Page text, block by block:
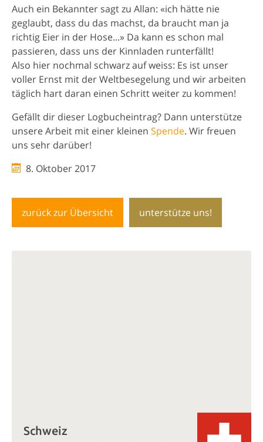
Auch ein Bekannter sagt zu Allan: «ich hätte nie
geglaubt, dass du das machst, da braucht man ja
richtig Eier in der Hose...» Da kann es schon mal
passieren, dass uns der Kinnladen runterfällt!
Also hier nochmal schwarz auf weiss: Es ist unser
voller Ernst mit der Weltbesegelung und wir arbeiten
täglich hart daran einen Schritt weiter zu kommen!
Gefällt dir dieser Logbucheintrag? Dann unterstütze
unsere Arbeit mit einer kleinen Spende. Wir freuen
uns sehr darüber!
8. Oktober 2017
zurück zur Übersicht unterstütze uns!
Schweiz